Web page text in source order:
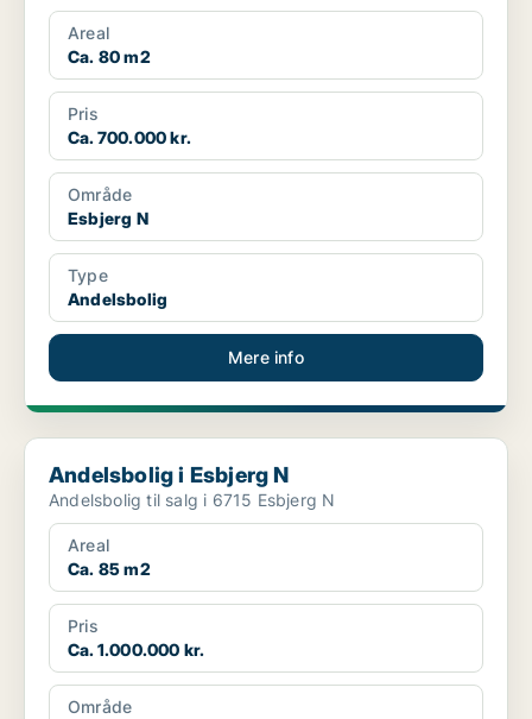
Areal
Ca. 80 m2
Pris
Ca. 700.000 kr.
Område
Esbjerg N
Type
Andelsbolig
Mere info
Andelsbolig i Esbjerg N
Andelsbolig i Esbjerg N
Andelsbolig til salg i 6715 Esbjerg N
Areal
Ca. 85 m2
Pris
Ca. 1.000.000 kr.
Område